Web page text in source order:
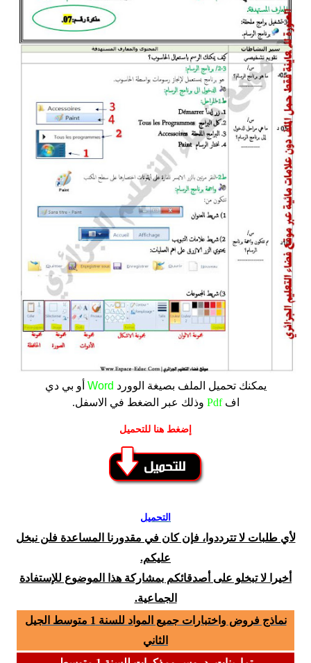
يمكنك تحميل الملف بصيغة الوورد Word أو بي دي
افPdf وذلك عبر الضغط في الاسفل.
إضغط هنا للتحميل
التحميل
لأي طلبات لا تترددوا، فإن كان في مقدورنا المساعدة فلن نبخل
عليكم.
أخيرا لا تبخلو على أصدقائكم بمشاركة هذا الموضوع للإستفادة
الجماعية.
نماذج فروض واختبارات جميع المواد للسنة 1 متوسط الجيل
الثاني